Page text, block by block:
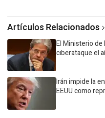
Artículos Relacionados
El Ministerio
ciberataque el
Irán impide la
EEUU como